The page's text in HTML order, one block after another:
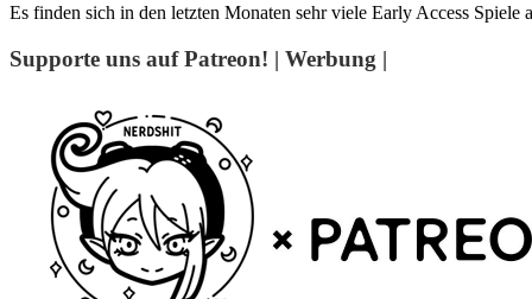
Es finden sich in den letzten Monaten sehr viele Early Access
Supporte uns auf Patreon! | Werbung |